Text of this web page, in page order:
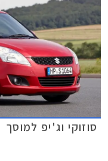
סוזוקי וג'יפ למוסך